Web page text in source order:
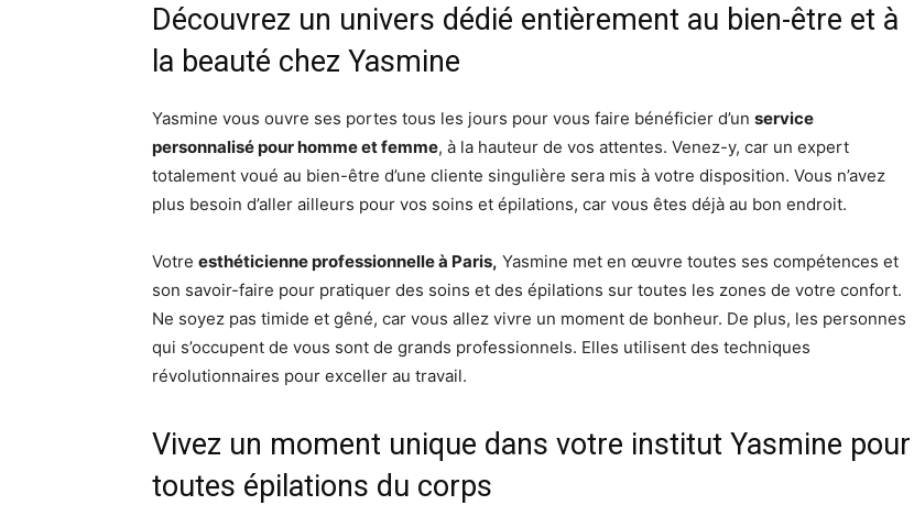
Découvrez un univers dédié entièrement au bien-être et à
la beauté chez Yasmine
Yasmine vous ouvre ses portes tous les jours pour vous faire bénéficier d’un service
personnalisé pour homme et femme, à la hauteur de vos attentes. Venez-y, car un expert
totalement voué au bien-être d’une cliente singulière sera mis à votre disposition. Vous n’avez
plus besoin d’aller ailleurs pour vos soins et épilations, car vous êtes déjà au bon endroit.
Votre esthéticienne professionnelle à Paris, Yasmine met en œuvre toutes ses compétences et
son savoir-faire pour pratiquer des soins et des épilations sur toutes les zones de votre confort.
Ne soyez pas timide et gêné, car vous allez vivre un moment de bonheur. De plus, les personnes
qui s’occupent de vous sont de grands professionnels. Elles utilisent des techniques
révolutionnaires pour exceller au travail.
Vivez un moment unique dans votre institut Yasmine pour
toutes épilations du corps